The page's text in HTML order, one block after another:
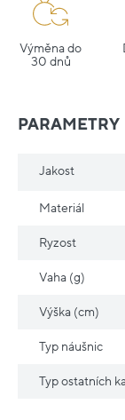
Výměna do
30 dnů
PARAMETRY
Jakost
Materiál
Ryzost
Vaha (g)
Výška (cm)
Typ náušnic
Typ ostatních